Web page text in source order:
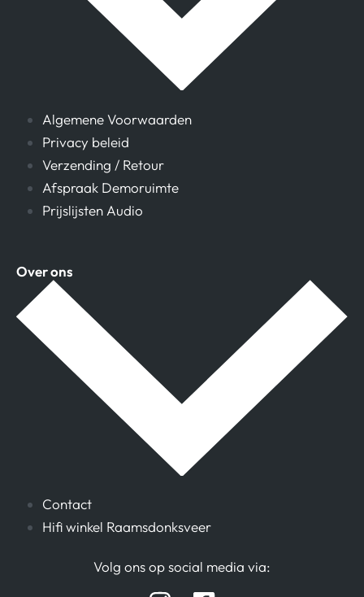
Algemene Voorwaarden
Privacy beleid
Verzending / Retour
Afspraak Demoruimte
Prijslijsten Audio
Over ons
Contact
Hifi winkel Raamsdonksveer
Volg ons op social media via: